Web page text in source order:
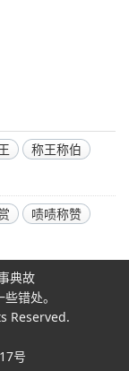
称王称伯
啧啧称赞
典故
错处。
Reserved.
号